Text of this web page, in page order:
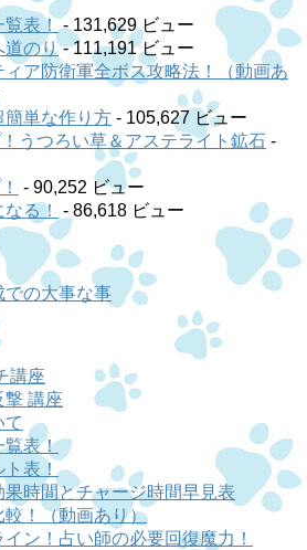
覧表！- 131,629 ビュー
道のり- 111,191 ビュー
ア防衛軍全ボス攻略法！（動画あ
単な作り方 - 105,627 ビュー
うつろい草＆アステライト鉱石 -
- 90,252 ビュー
る！
- 86,618 ビュー
での大事な事
講座
撃 講座
て
覧表！
ト表！
時間とチャージ時間早見表
！（動画あり）
ン！占い師の必要回復魔力！